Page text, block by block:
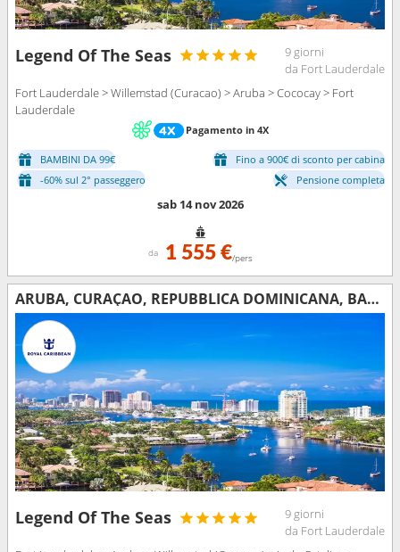
Legend Of The Seas
9 giorni
da Fort Lauderdale
Fort Lauderdale > Willemstad (Curacao) > Aruba > Cococay > Fort
Lauderdale
Pagamento in 4X
BAMBINI DA 99€
Fino a 900€ di sconto per cabina
-60% sul 2° passeggero
Pensione completa
sab 14 nov 2026
da 1 555 €/pers
ARUBA, CURAÇAO, REPUBBLICA DOMINICANA, BAHAMAS, STATI UNITI
Legend Of The Seas
9 giorni
da Fort Lauderdale